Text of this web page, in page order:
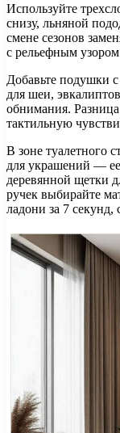
Используйте
снизу, льняной
смене сезонов
с рельефным
Добавьте подушки
для шеи,
обнимания.
тактильную
В зоне туалетного
для украшений — ее
деревянной щетки
ручек выбирайте
ладони за 7 секунд,